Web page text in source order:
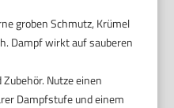
groben Schmutz, Krümel
Dampf wirkt auf sauberen
Nutze einen
Dampfstufe und einem